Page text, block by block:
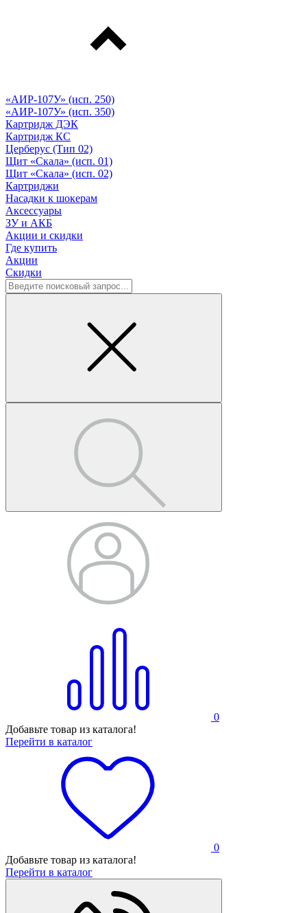
«АИР-107У» (исп. 250)
«АИР-107У» (исп. 350)
Картридж ДЭК
Картридж КС
Церберус (Тип 02)
Щит «Скала» (исп. 01)
Щит «Скала» (исп. 02)
Картриджи
Насадки к шокерам
Аксессуары
ЗУ и АКБ
Акции и скидки
Где купить
Акции
Скидки
0
Добавьте товар из каталога!
Перейти в каталог
0
Добавьте товар из каталога!
Перейти в каталог